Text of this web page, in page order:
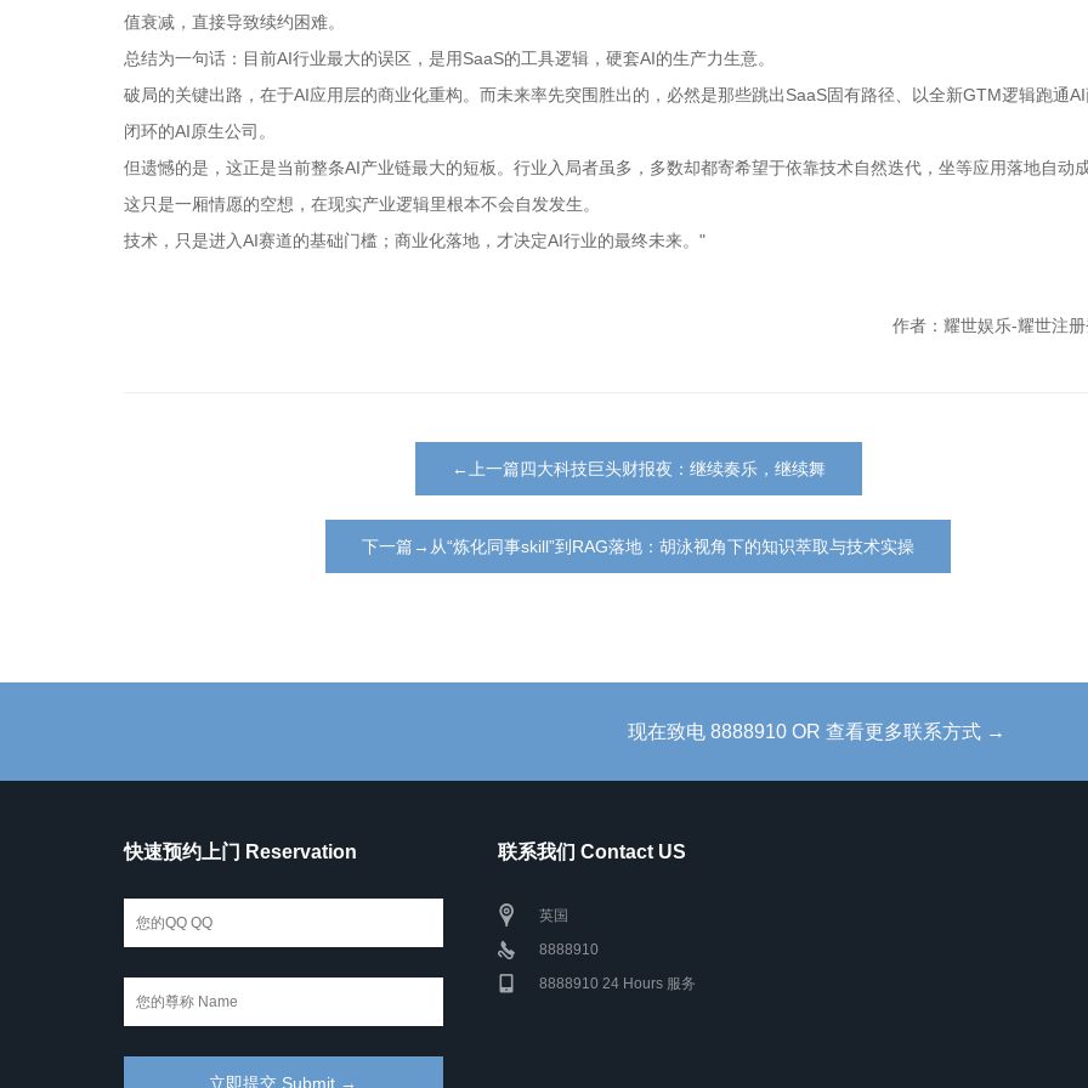
值衰减，直接导致续约困难。
总结为一句话：目前AI行业最大的误区，是用SaaS的工具逻辑，硬套AI的生产力生意。
破局的关键出路，在于AI应用层的商业化重构。而未来率先突围胜出的，必然是那些跳出SaaS固有路径、以全新GTM逻辑跑通
闭环的AI原生公司。
但遗憾的是，这正是当前整条AI产业链最大的短板。行业入局者虽多，多数却都寄希望于依靠技术自然迭代，坐等应用落地自动成
这只是一厢情愿的空想，在现实产业逻辑里根本不会自发发生。
技术，只是进入AI赛道的基础门槛；商业化落地，才决定AI行业的最终未来。"
作者：耀世娱乐-耀世注
←上一篇四大科技巨头财报夜：继续奏乐，继续舞
下一篇→从“炼化同事skill”到RAG落地：胡泳视角下的知识萃取与技术实操
现在致电 8888910 OR 查看更多联系方式 →
快速预约上门 Reservation 联系我们 Contact US
英国
8888910
8888910 24 Hours 服务